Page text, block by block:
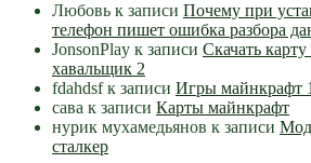
Любовь к записи Почему при
телефон пишет ошибка разбора
JonsonPlay к записи Скачать
хавальщик 2
fdahdsfк записи Игры майнкрафт
сава к записи Карты майнкрафт
нурик мухамедьянов к записи Мод
сталкер